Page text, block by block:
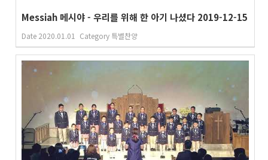
Messiah 메시야 - 우리를 위해 한 아기 나셨다 2019-12-15
Date 2020.01.01 Category 특별찬양